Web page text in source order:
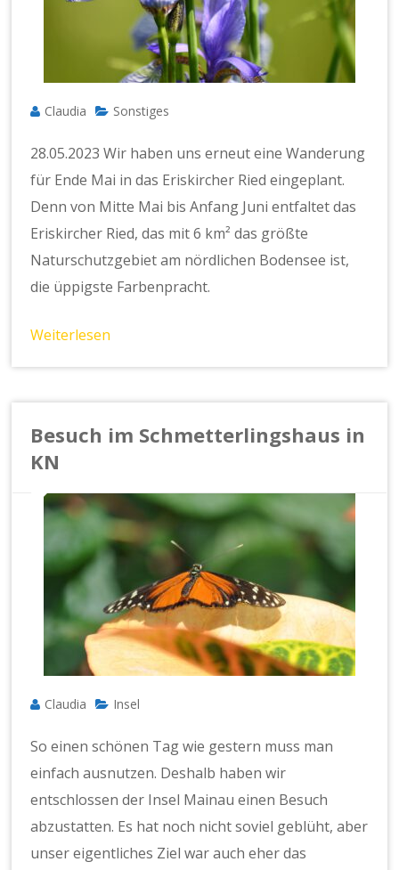
Claudia Sonstiges
28.05.2023 Wir haben uns erneut eine Wanderung
für Ende Mai in das Eriskircher Ried eingeplant.
Denn von Mitte Mai bis Anfang Juni entfaltet das
Eriskircher Ried, das mit 6 km² das größte
Naturschutzgebiet am nördlichen Bodensee ist,
die üppigste Farbenpracht.
Weiterlesen
Besuch im Schmetterlingshaus in
KN
Claudia Insel
So einen schönen Tag wie gestern muss man
einfach ausnutzen. Deshalb haben wir
entschlossen der Insel Mainau einen Besuch
abzustatten. Es hat noch nicht soviel geblüht, aber
unser eigentliches Ziel war auch eher das